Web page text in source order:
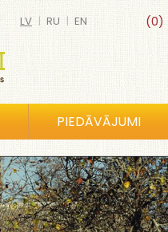
(0)
LV | RU | EN
PIEDĀVĀJUMI